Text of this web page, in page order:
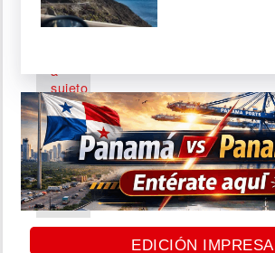
Capturan
a
sujeto
condenado
por
homicidio
ocurrido
en
Quintín
Agosto
EDICIÓN IMPRESA